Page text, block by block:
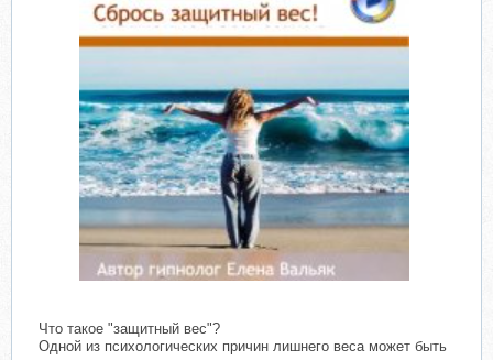
Что такое "защитный вес"?
Одной из психологических причин лишнего веса может быть